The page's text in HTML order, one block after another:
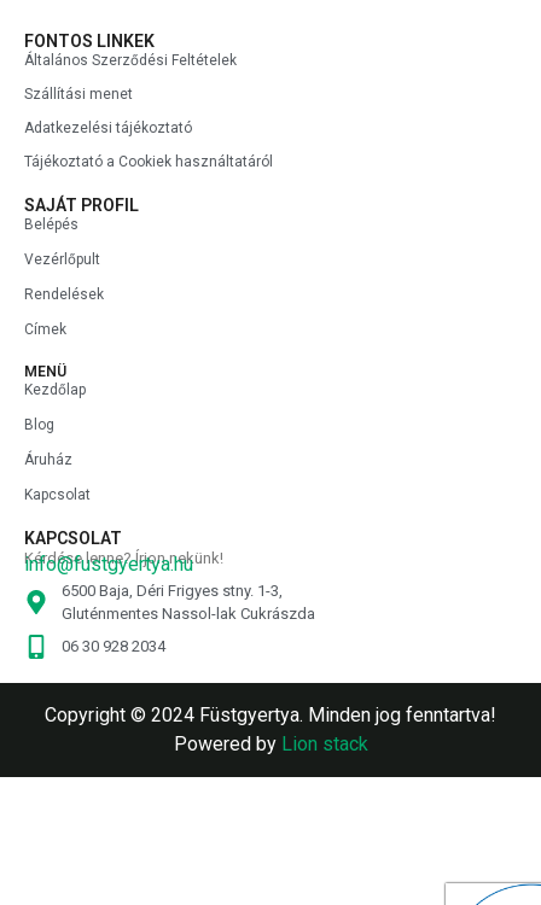
FONTOS LINKEK
Általános Szerződési Feltételek
Szállítási menet
Adatkezelési tájékoztató
Tájékoztató a Cookiek használtatáról
SAJÁT PROFIL
Belépés
Vezérlőpult
Rendelések
Címek
MENÜ
Kezdőlap
Blog
Áruház
Kapcsolat
KAPCSOLAT
Kérdése lenne? Írjon nekünk!
info@fustgyertya.hu
6500 Baja, Déri Frigyes stny. 1-3,
Gluténmentes Nassol-lak Cukrászda
06 30 928 2034
Copyright © 2024 Füstgyertya. Minden jog fenntartva!
Powered by Lion stack